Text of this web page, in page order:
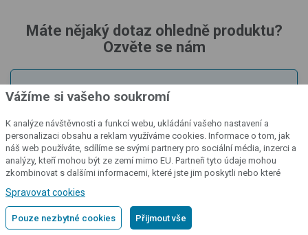
Máte nějaký dotaz ohledně produktu?
Ozvěte se nám
Technická podpora /Po - Pá: 8 - 16 hod.
+420730 830 393 podpora@fencee.cz
Obchodní oddělení
Michal Tareš
Vážíme si vašeho soukromí
K analýze návštěvnosti a funkcí webu, ukládání vašeho nastavení a
personalizaci obsahu a reklam využíváme cookies. Informace o tom, jak
náš web používáte, sdílíme se svými partnery pro sociální média, inzerci a
analýzy, kteří mohou být ze zemí mimo EU. Partneři tyto údaje mohou
zkombinovat s dalšími informacemi, které jste jim poskytli nebo které
Spravovat cookies
Pouze nezbytné cookies Přijmout vše